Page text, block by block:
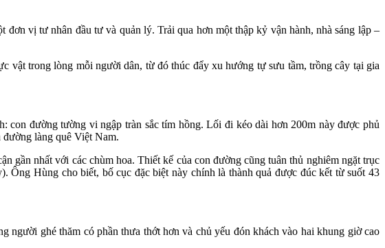
vị tư nhân đầu tư và quản lý. Trải qua hơn một thập kỷ vận hành, nhà sáng lập –
vật trong lòng mỗi người dân, từ đó thúc đẩy xu hướng tự sưu tầm, trồng cây tại gia
con đường tường vi ngập tràn sắc tím hồng. Lối đi kéo dài hơn 200m này được phủ
làng quê Việt Nam.
gần nhất với các chùm hoa. Thiết kế của con đường cũng tuân thủ nghiêm ngặt trục
Ông Hùng cho biết, bố cục đặc biệt này chính là thành quả được đúc kết từ suốt 43
ghé thăm có phần thưa thớt hơn và chủ yếu đón khách vào hai khung giờ cao